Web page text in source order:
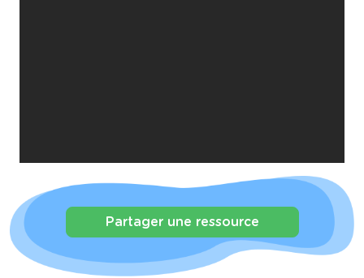
Partager une ressource